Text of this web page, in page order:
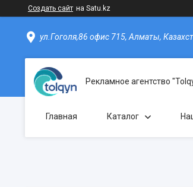
Создать сайт на Satu.kz
ул.Гоголя,86 офис 715, Алматы,
Рекламное агентство
Главная Каталог